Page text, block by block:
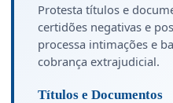
Protesta títulos e
certidões negativas e
processa intimações e
cobrança extrajudicial.
Títulos e Documentos